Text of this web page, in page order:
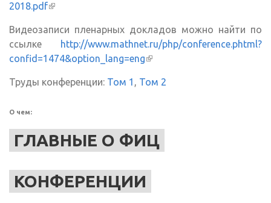
2018.pdf(внешняя ссылка)
Видеозаписи пленарных докладов можно найти по
ссылке
http://www.mathnet.ru/php/conference.phtml?
confid=1474&option_lang=eng(внешняя ссылка)
Труды конференции: Том 1 , Том 2
О чем:
ГЛАВНЫЕ О ФИЦ
КОНФЕРЕНЦИИ